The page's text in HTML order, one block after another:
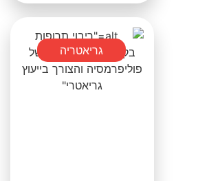
גריאטריה